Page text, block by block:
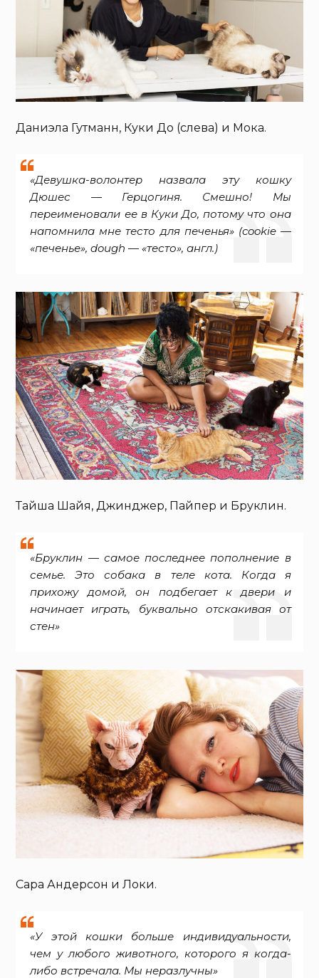
Даниэла Гутманн, Куки До (слева) и Мока.
«Девушка-волонтер назвала эту кошку
Дюшес — Герцогиня. Смешно! Мы
переименовали ее в Куки До, потому что она
напомнила мне тесто для печенья» (cookie —
«печенье», dough — «тесто», англ.)
Тайша Шайя, Джинджер, Пайпер и Бруклин.
«Бруклин — самое последнее пополнение в
семье. Это собака в теле кота. Когда я
прихожу домой, он подбегает к двери и
начинает играть, буквально отскакивая от
стен»
Сара Андерсон и Локи.
«У этой кошки больше индивидуальности,
чем у любого животного, которого я когда-
либо встречала. Мы неразлучны»